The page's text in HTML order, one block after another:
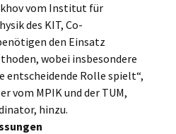
vom Institut für
des KIT, Co-
den Einsatz
wobei insbesondere
Rolle spielt“,
vom MPIK und der TUM,
hinzu.